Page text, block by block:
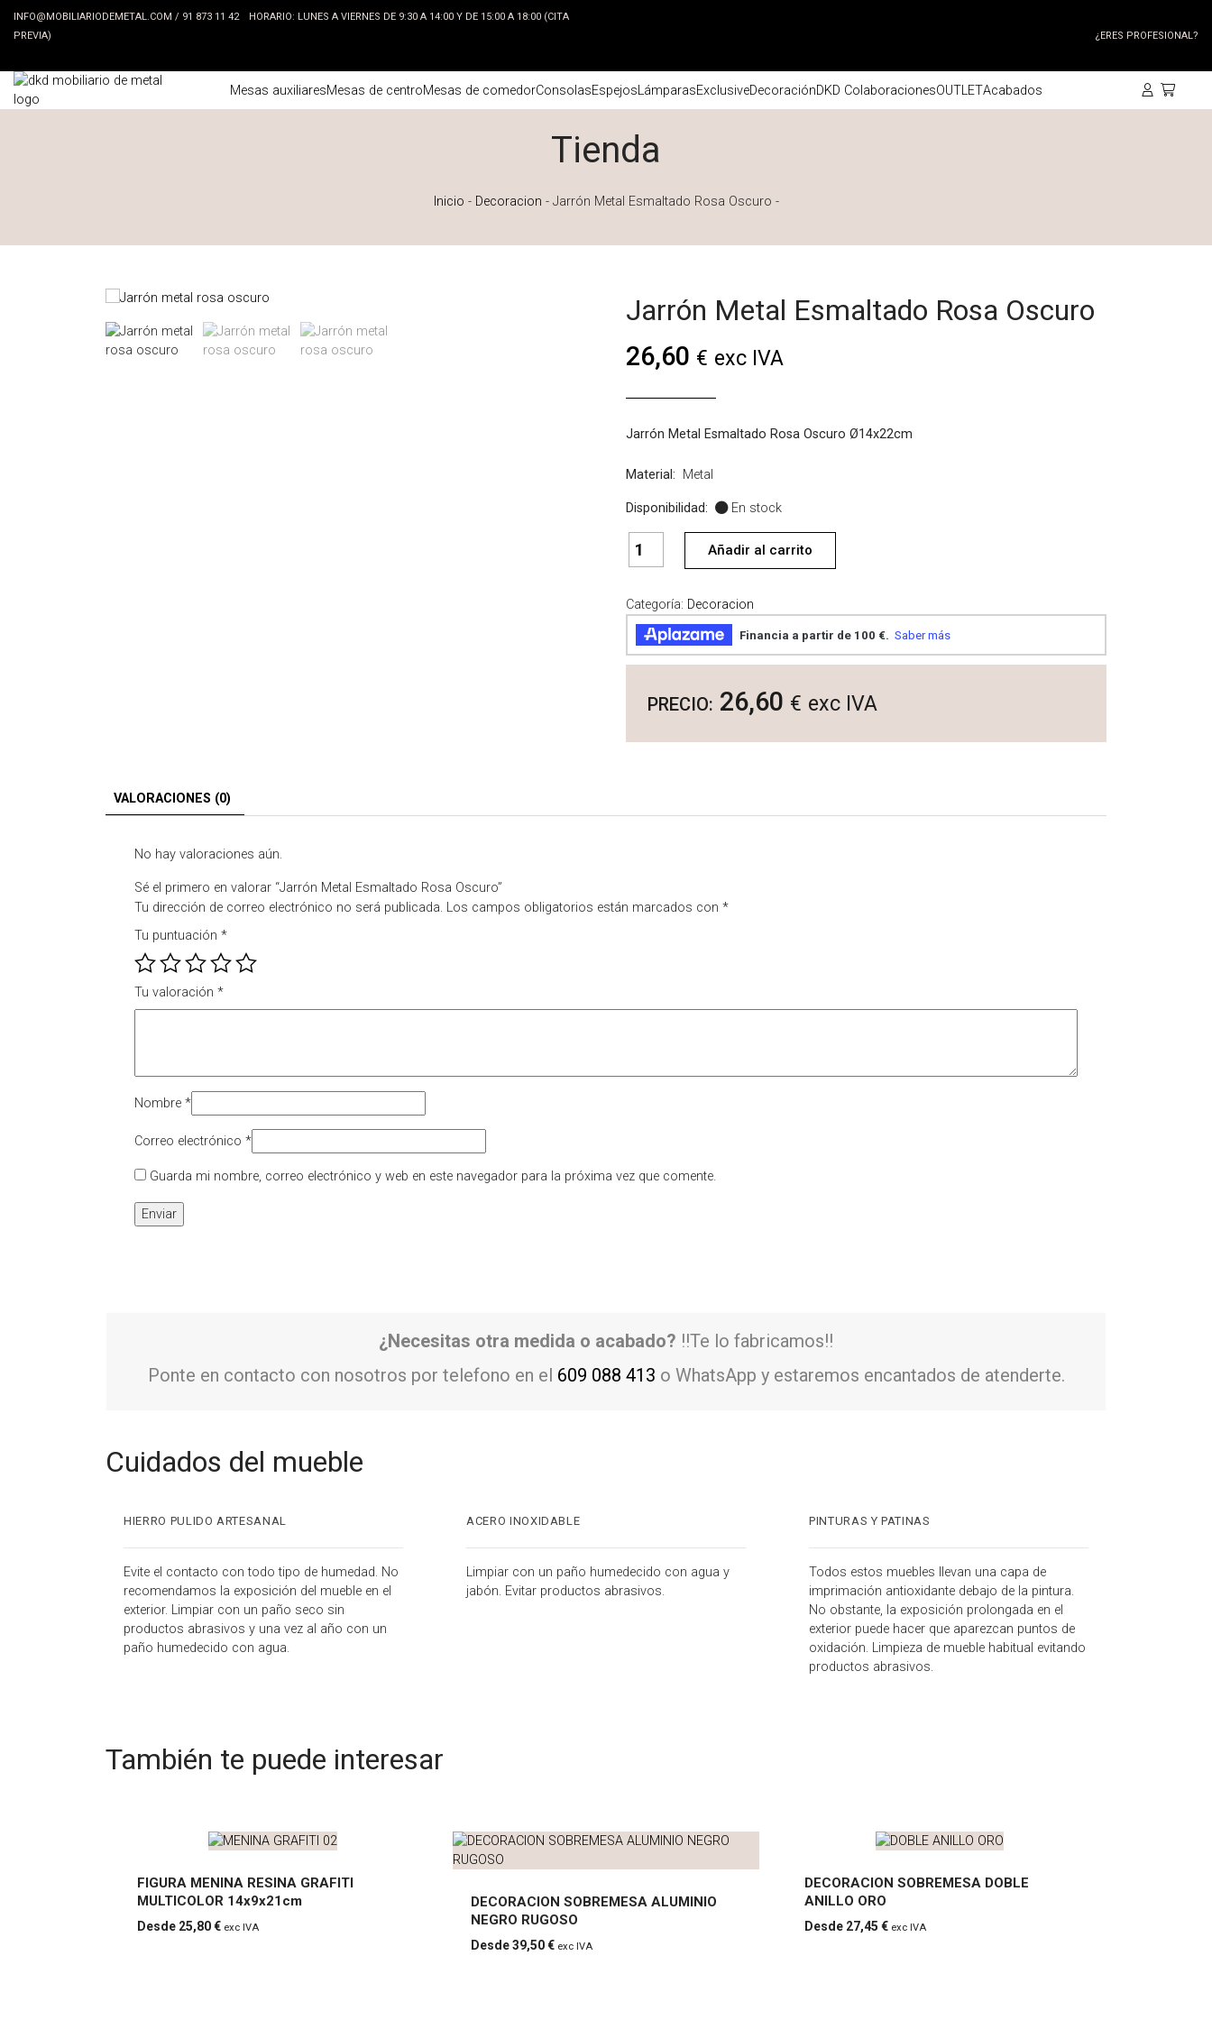
INFO@MOBILIARIODEMETAL.COM / 91 873 11 42
HORARIO: LUNES A VIERNES DE 9:30 A 14:00 Y DE 15:00 A 18:00 (CITA
PREVIA)
¿ERES PROFESIONAL?
Mesas auxiliaresMesas de centroMesas de comedorConsolasEspejosLámparasExclusiveDecoraciónDKD ColaboracionesOUTLETAcabados
Tienda
Inicio - Decoracion - Jarrón Metal Esmaltado Rosa Oscuro -
Jarrón Metal Esmaltado Rosa Oscuro
26,60 € exc IVA
Jarrón Metal Esmaltado Rosa Oscuro Ø14x22cm
Material: Metal
Disponibilidad: En stock
Jarrón
Metal
Rosa
Oscuro
cantidad
Añadir al carrito
Categoría: Decoracion
26,60 € exc IVA
VALORACIONES (0)
No hay valoraciones aún.
Sé el primero en valorar “Jarrón Metal Esmaltado Rosa Oscuro”
Tu dirección de correo electrónico no será publicada. Los campos obligatorios están marcados con *
Tu puntuación *
Tu valoración *
Nombre *
Correo electrónico *
Guarda mi nombre, correo electrónico y web en este navegador para la próxima vez que comente.
¿Necesitas otra medida o acabado? !!Te lo fabricamos!!
Ponte en contacto con nosotros por telefono en el 609 088 413 o WhatsApp y estaremos encantados de atenderte.
Cuidados del mueble
HIERRO PULIDO ARTESANAL
Evite el contacto con todo tipo de humedad. No
recomendamos la exposición del mueble en el
exterior. Limpiar con un paño seco sin
productos abrasivos y una vez al año con un
paño humedecido con agua.
ACERO INOXIDABLE
Limpiar con un paño humedecido con agua y
jabón. Evitar productos abrasivos.
PINTURAS Y PATINAS
Todos estos muebles llevan una capa de
imprimación antioxidante debajo de la pintura.
No obstante, la exposición prolongada en el
exterior puede hacer que aparezcan puntos de
oxidación. Limpieza de mueble habitual evitando
productos abrasivos.
También te puede interesar
FIGUR
FIGURA MENINA RESINA GRAFITI
MULTICOLOR 14x9x21cm
25,80€ exc IVA
DECORACION
DECORACION SOBREMESA ALUMINIO
NEGRO RUGOSO
39,50€ exc IVA
DECO
DECORACION SOBREMESA DOBLE
ANILLO ORO
27,45€ exc IVA